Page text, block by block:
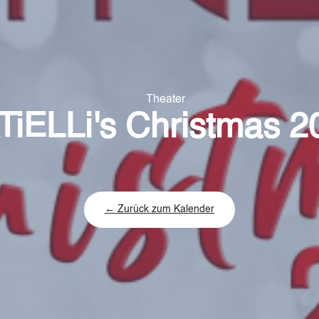
Theater
Christmas
← Zurück zum Kalender